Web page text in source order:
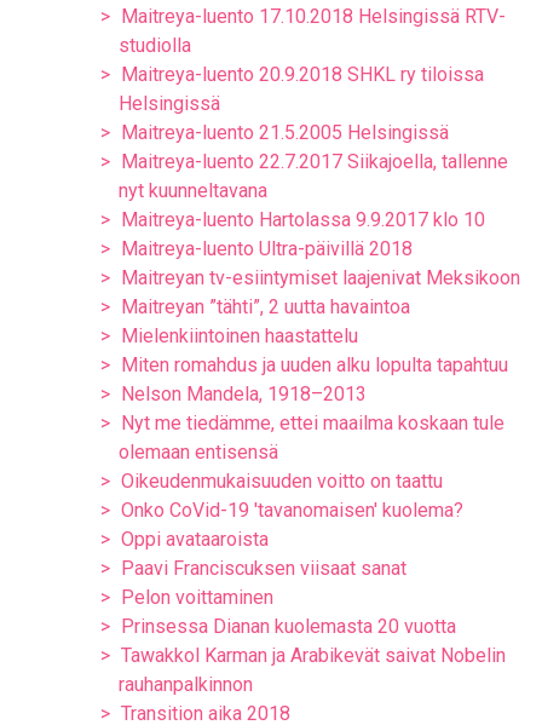
Maitreya-luento 17.10.2018 Helsingissä RTV-
studiolla
Maitreya-luento 20.9.2018 SHKL ry tiloissa
Helsingissä
Maitreya-luento 21.5.2005 Helsingissä
Maitreya-luento 22.7.2017 Siikajoella, tallenne
nyt kuunneltavana
Maitreya-luento Hartolassa 9.9.2017 klo 10
Maitreya-luento Ultra-päivillä 2018
Maitreyan tv-esiintymiset laajenivat Meksikoon
Maitreyan ”tähti”, 2 uutta havaintoa
Mielenkiintoinen haastattelu
Miten romahdus ja uuden alku lopulta tapahtuu
Nelson Mandela, 1918–2013
Nyt me tiedämme, ettei maailma koskaan tule
olemaan entisensä
Oikeudenmukaisuuden voitto on taattu
Onko CoVid-19 'tavanomaisen' kuolema?
Oppi avataaroista
Paavi Franciscuksen viisaat sanat
Pelon voittaminen
Prinsessa Dianan kuolemasta 20 vuotta
Tawakkol Karman ja Arabikevät saivat Nobelin
rauhanpalkinnon
Transition aika 2018